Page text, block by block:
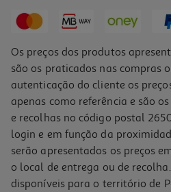
Os preços dos produtos
são os praticados nas compras
autenticação do cliente os
apenas como referência e são
e recolhas no código postal
login e em função da
serão apresentados os preços
o local de entrega ou de
disponíveis para o território de